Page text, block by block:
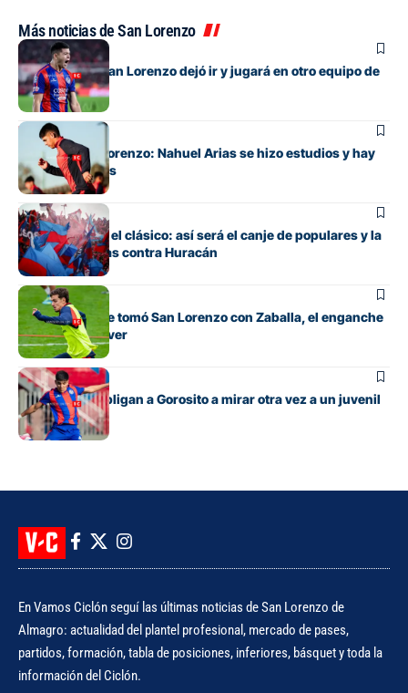
Más noticias de San Lorenzo
Fútbol
El lateral que San Lorenzo dejó ir y jugará en otro equipo de
Primera
Fútbol
Alivio en San Lorenzo: Nahuel Arias se hizo estudios y hay
buenas noticias
Fútbol
Todo listo para el clásico: así será el canje de populares y la
venta de plateas contra Huracán
Fútbol
La decisión que tomó San Lorenzo con Zaballa, el enganche
que llegó de River
Fútbol
Las lesiones obligan a Gorosito a mirar otra vez a un juvenil
En Vamos Ciclón seguí las últimas noticias de San Lorenzo de
Almagro: actualidad del plantel profesional, mercado de pases,
partidos, formación, tabla de posiciones, inferiores, básquet y toda la
información del Ciclón.